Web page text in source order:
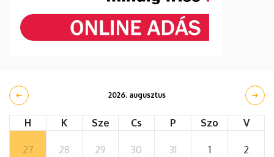
2026. augusztus
H K Sze Cs P Szo V
27 28 29 30 31 1 2